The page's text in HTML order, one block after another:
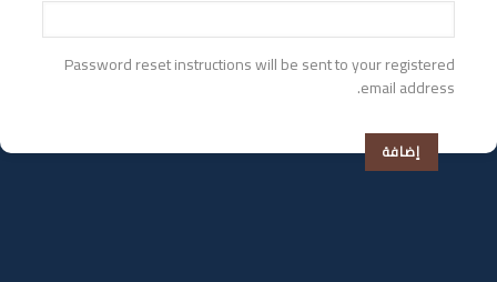
Password reset instructions will be sent to your registered
email address.